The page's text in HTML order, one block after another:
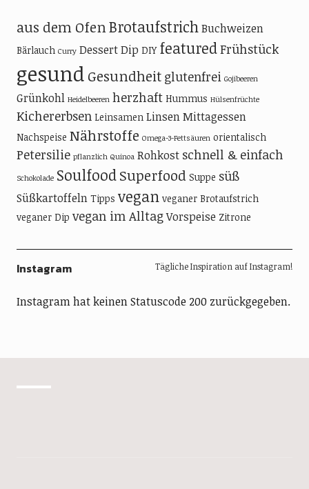
aus dem OfenBrotaufstrichBuchweizen
Bärlauch Curry DessertDip DIY featuredFrühstück
gesund Gesundheit glutenfrei Gojibeeren
Grünkohl Heidelbeeren herzhaft Hummus Hülsenfrüchte
Kichererbsen Leinsamen LinsenMittagessen
Nachspeise Nährstoffe Omega-3-Fettsäuren orientalisch
Petersilie pflanzlich Quinoa Rohkost schnell & einfach
Schokolade SoulfoodSuperfood Suppe süß
Süßkartoffeln Tipps vegan veganer Brotaufstrich
veganer Dip vegan im AlltagVorspeise Zitrone
Instagram
Instagram hat keinen Statuscode 200 zurückgegeben.
Tägliche Inspiration auf Instagram!